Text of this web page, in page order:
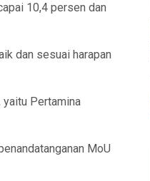
10,4 persen dan
dan sesuai harapan
yaitu Pertamina
MoU